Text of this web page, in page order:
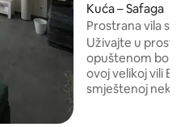
Kuća – Safaga
Prostrana vila s
bazenom i
Uživajte u
opuštenom
ovoj velikoj vili
smještenoj